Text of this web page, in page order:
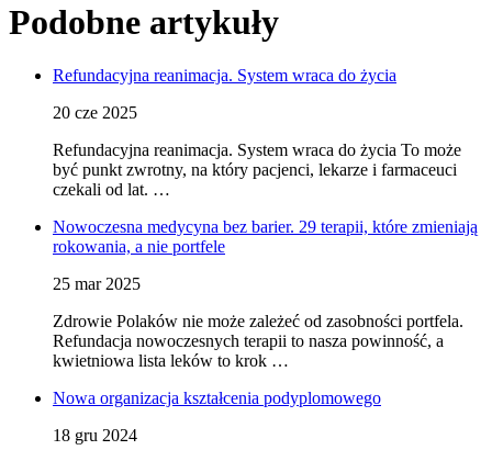
Podobne artykuły
Refundacyjna reanimacja. System wraca do życia
20 cze 2025
Refundacyjna reanimacja. System wraca do życia To może
być punkt zwrotny, na który pacjenci, lekarze i farmaceuci
czekali od lat. …
Nowoczesna medycyna bez barier. 29 terapii, które zmieniają
rokowania, a nie portfele
25 mar 2025
Zdrowie Polaków nie może zależeć od zasobności portfela.
Refundacja nowoczesnych terapii to nasza powinność, a
kwietniowa lista leków to krok …
Nowa organizacja kształcenia podyplomowego
18 gru 2024